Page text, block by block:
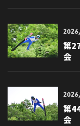
第
会
第
会